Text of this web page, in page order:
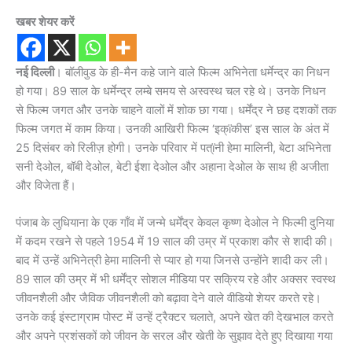
खबर शेयर करें
नई दिल्ली। बॉलीवुड के ही-मैन कहे जाने वाले फिल्म अभिनेता धर्मेन्द्र का निधन
हो गया। 89 साल के धर्मेन्द्र लम्बे समय से अस्वस्थ चल रहे थे। उनके निधन
से फिल्म जगत और उनके चाहने वालों में शोक छा गया। धर्मेंद्र ने छह दशकों तक
फिल्म जगत में काम किया। उनकी आखिरी फिल्म ‘इक्ïकीस’ इस साल के अंत में
25 दिसंबर को रिलीज़ होगी। उनके परिवार में पत्ïनी हेमा मालिनी, बेटा अभिनेता
सनी देओल, बॉबी देओल, बेटी ईशा देओल और अहाना देओल के साथ ही अजीता
और विजेता हैं।
पंजाब के लुधियाना के एक गाँव में जन्मे धर्मेंद्र केवल कृष्ण देओल ने फिल्मी दुनिया
में कदम रखने से पहले 1954 में 19 साल की उम्र में प्रकाश कौर से शादी की।
बाद में उन्हें अभिनेत्री हेमा मालिनी से प्यार हो गया जिनसे उन्होंने शादी कर ली।
89 साल की उम्र में भी धर्मेंद्र सोशल मीडिया पर सक्रिय रहे और अक्सर स्वस्थ
जीवनशैली और जैविक जीवनशैली को बढ़ावा देने वाले वीडियो शेयर करते रहे।
उनके कई इंस्टाग्राम पोस्ट में उन्हें ट्रैक्टर चलाते, अपने खेत की देखभाल करते
और अपने प्रशंसकों को जीवन के सरल और खेती के सुझाव देते हुए दिखाया गया